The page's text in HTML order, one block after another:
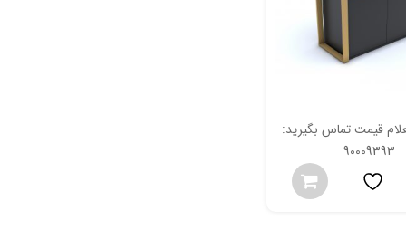
قیمت تماس بگیرید:
90009393